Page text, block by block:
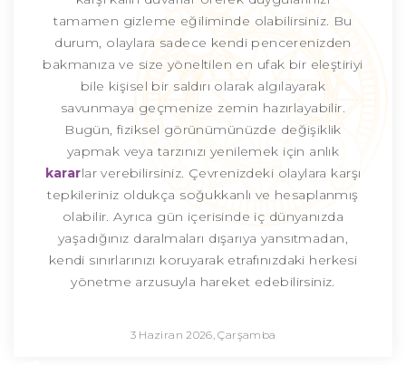
tamamen gizleme eğiliminde olabilirsiniz. Bu
durum, olaylara sadece kendi pencerenizden
bakmanıza ve size yöneltilen en ufak bir eleştiriyi
bile kişisel bir saldırı olarak algılayarak
savunmaya geçmenize zemin hazırlayabilir.
Bugün, fiziksel görünümünüzde değişiklik
yapmak veya tarzınızı yenilemek için anlık
kararlar verebilirsiniz. Çevrenizdeki olaylara karşı
tepkileriniz oldukça soğukkanlı ve hesaplanmış
olabilir. Ayrıca gün içerisinde iç dünyanızda
yaşadığınız daralmaları dışarıya yansıtmadan,
kendi sınırlarınızı koruyarak etrafınızdaki herkesi
yönetme arzusuyla hareket edebilirsiniz.
3 Haziran 2026, Çarşamba